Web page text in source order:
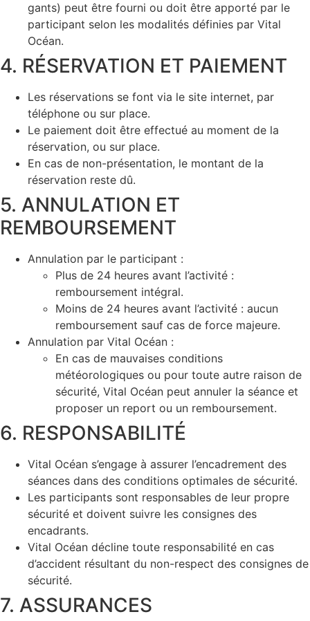
gants) peut être fourni ou doit être apporté par le
participant selon les modalités définies par Vital
Océan.
4. RÉSERVATION ET PAIEMENT
Les réservations se font via le site internet, par
téléphone ou sur place.
Le paiement doit être effectué au moment de la
réservation, ou sur place.
En cas de non-présentation, le montant de la
réservation reste dû.
5. ANNULATION ET
REMBOURSEMENT
Annulation par le participant :
Plus de 24 heures avant l’activité :
remboursement intégral.
Moins de 24 heures avant l’activité : aucun
remboursement sauf cas de force majeure.
Annulation par Vital Océan :
En cas de mauvaises conditions
météorologiques ou pour toute autre raison de
sécurité, Vital Océan peut annuler la séance et
proposer un report ou un remboursement.
6. RESPONSABILITÉ
Vital Océan s’engage à assurer l’encadrement des
séances dans des conditions optimales de sécurité.
Les participants sont responsables de leur propre
sécurité et doivent suivre les consignes des
encadrants.
Vital Océan décline toute responsabilité en cas
d’accident résultant du non-respect des consignes de
sécurité.
7. ASSURANCES